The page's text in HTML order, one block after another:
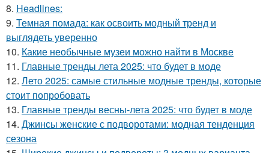
8. Headlines:
9. Темная помада: как освоить модный тренд и
выглядеть уверенно
10. Какие необычные музеи можно найти в Москве
11. Главные тренды лета 2025: что будет в моде
12. Лето 2025: самые стильные модные тренды, которые
стоит попробовать
13. Главные тренды весны-лета 2025: что будет в моде
14. Джинсы женские с подворотами: модная тенденция
сезона